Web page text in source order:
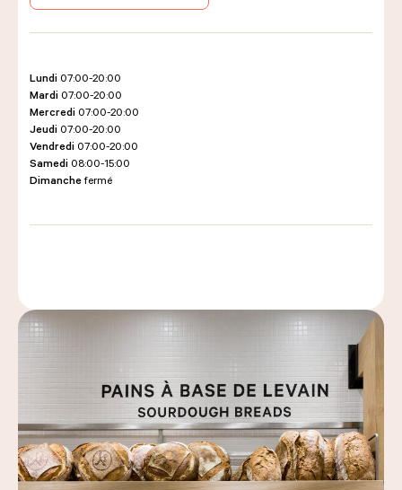
LES COURS D'ÉRIC KAYSER
NOUS CONTACTER
Demander un devis
Nous trouver
Commander
Lundi 07:00-20:00
Mardi 07:00-20:00
Mercredi 07:00-20:00
Jeudi 07:00-20:00
Vendredi 07:00-20:00
Samedi 08:00-15:00
Dimanche fermé